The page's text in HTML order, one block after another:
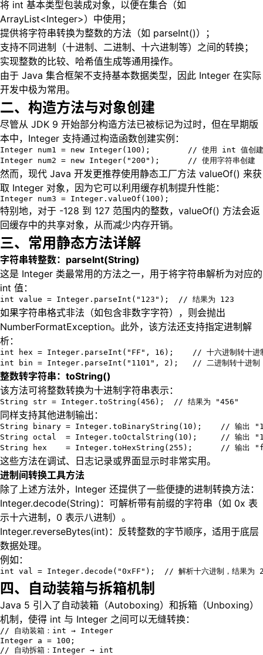
将 int 基本类型包装成对象，以便在集合（如
ArrayList<Integer>）中使用；
提供将字符串转换为整数的方法（如 parseInt()）；
支持不同进制（十进制、二进制、十六进制等）之间的转换；
实现整数的比较、哈希值生成等通用操作。
由于 Java 集合框架不支持基本数据类型，因此 Integer 在实际
开发中极为常用。
二、构造方法与对象创建
尽管从 JDK 9 开始部分构造方法已被标记为过时，但在早期版
本中，Integer 支持通过构造函数创建实例：
Integer num1 = new Integer(100);        // 使用 int 值创建
Integer num2 = new Integer("200");      // 使用字符串创建
然而，现代 Java 开发更推荐使用静态工厂方法 valueOf() 来获
取 Integer 对象，因为它可以利用缓存机制提升性能：
Integer num3 = Integer.valueOf(100);
特别地，对于 -128 到 127 范围内的整数，valueOf() 方法会返
回缓存中的共享对象，从而减少内存开销。
三、常用静态方法详解
字符串转整数：parseInt(String)
这是 Integer 类最常用的方法之一，用于将字符串解析为对应的
int 值：
int value = Integer.parseInt("123");  // 结果为 123
如果字符串格式非法（如包含非数字字符），则会抛出
NumberFormatException。此外，该方法还支持指定进制解
析：
int hex = Integer.parseInt("FF", 16);    // 十六进制转十进制
int bin = Integer.parseInt("1101", 2);   // 二进制转十进制
整数转字符串：toString()
该方法可将整数转换为十进制字符串表示：
String str = Integer.toString(456);  // 结果为 "456"
同样支持其他进制输出：
String binary = Integer.toBinaryString(10);    // 输出
String octal  = Integer.toOctalString(10);     // 输出
String hex    = Integer.toHexString(255);      // 输出
这些方法在调试、日志记录或界面显示时非常实用。
进制间转换工具方法
除了上述方法外，Integer 还提供了一些便捷的进制转换方法：
Integer.decode(String)：可解析带有前缀的字符串（如 0x 表
示十六进制，0 表示八进制）。
Integer.reverseBytes(int)：反转整数的字节顺序，适用于底层
数据处理。
例如：
int val = Integer.decode("0xFF");  // 解析十六进制，结果为
四、自动装箱与拆箱机制
Java 5 引入了自动装箱（Autoboxing）和拆箱（Unboxing）
机制，使得 int 与 Integer 之间可以无缝转换：
// 自动装箱：int → Integer
Integer a = 100;
// 自动拆箱：Integer → int